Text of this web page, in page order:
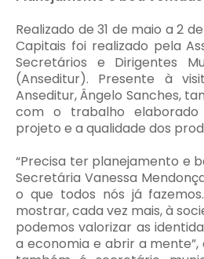
Realizado de 31 de maio a 2
Capitais foi realizado pela
Secretários e Dirigentes
(Anseditur). Presente à
Anseditur, Ângelo Sanches,
com o trabalho
projeto e a qualidade dos
“Precisa ter planejamento e
Secretária Vanessa
o que todos nós já
mostrar, cada vez mais, à
podemos valorizar as
a economia e abrir a mente”,